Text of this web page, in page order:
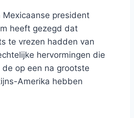
Mexicaanse president
heeft gezegd dat
te vrezen hadden van
hervormingen die
op een na grootste
Amerika hebben